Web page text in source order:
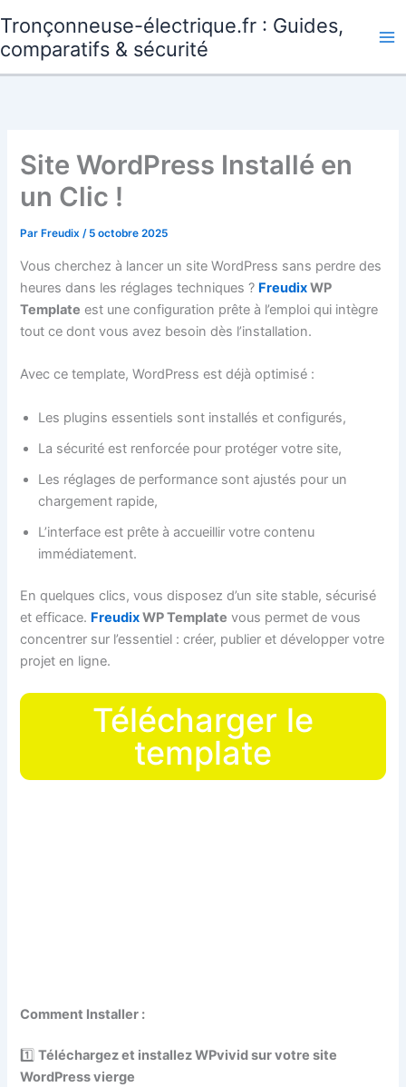
au
contenu
Tronçonneuse-électrique.fr : Guides,
comparatifs & sécurité
Site WordPress Installé en
un Clic !
Par Freudix/ 5 octobre 2025
Vous cherchez à lancer un site WordPress sans perdre des
heures dans les réglages techniques ? FreudixWP
Template est une configuration prête à l’emploi qui intègre
tout ce dont vous avez besoin dès l’installation.
Avec ce template, WordPress est déjà optimisé :
Les plugins essentiels sont installés et configurés,
La sécurité est renforcée pour protéger votre site,
Les réglages de performance sont ajustés pour un
chargement rapide,
L’interface est prête à accueillir votre contenu
immédiatement.
En quelques clics, vous disposez d’un site stable, sécurisé
et efficace. FreudixWP Template vous permet de vous
concentrer sur l’essentiel : créer, publier et développer votre
projet en ligne.
Télécharger le
template
Comment Installer :
1️⃣Téléchargez et installez WPvivid sur votre site
WordPress vierge